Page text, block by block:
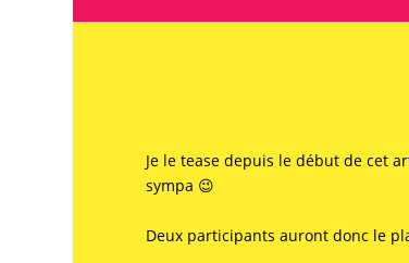
Je le tease depuis le début de cet
sympa 😉
Deux participants auront donc le